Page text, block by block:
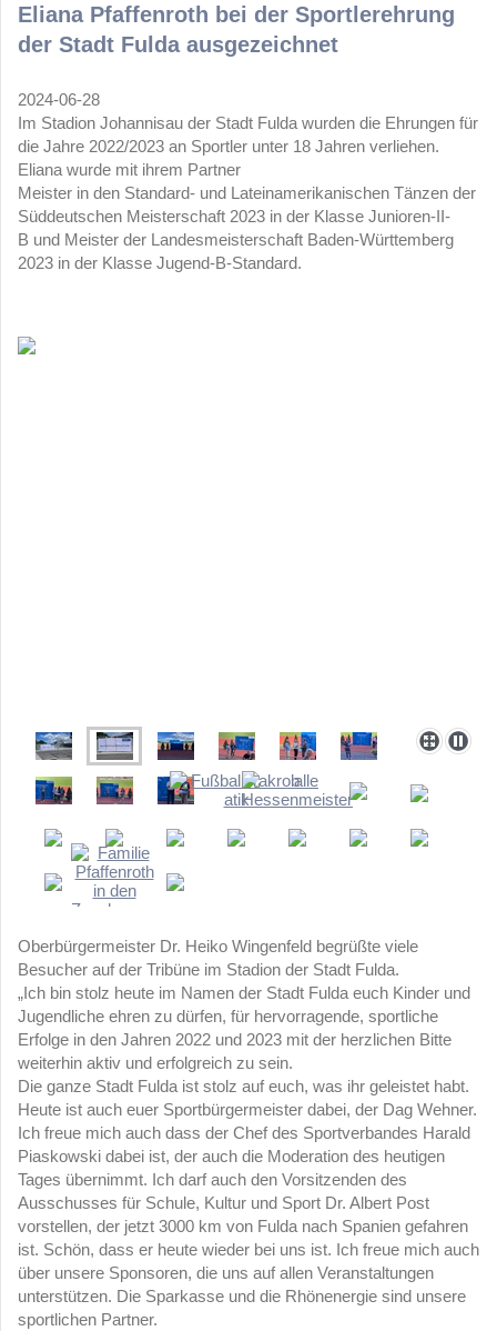
Eliana Pfaffenroth bei der Sportlerehrung
der Stadt Fulda ausgezeichnet
2024-06-28
Im Stadion Johannisau der Stadt Fulda wurden die Ehrungen für
die Jahre 2022/2023 an Sportler unter 18 Jahren verliehen.
Eliana wurde mit ihrem Partner
Meister in den Standard- und Lateinamerikanischen Tänzen der
Süddeutschen Meisterschaft 2023 in der Klasse Junioren-II-
B und Meister der Landesmeisterschaft Baden-Württemberg
2023 in der Klasse Jugend-B-Standard.
Oberbürgermeister Dr. Heiko Wingenfeld begrüßte viele
Besucher auf der Tribüne im Stadion der Stadt Fulda.
„Ich bin stolz heute im Namen der Stadt Fulda euch Kinder und
Jugendliche ehren zu dürfen, für hervorragende, sportliche
Erfolge in den Jahren 2022 und 2023 mit der herzlichen Bitte
weiterhin aktiv und erfolgreich zu sein.
Die ganze Stadt Fulda ist stolz auf euch, was ihr geleistet habt.
Heute ist auch euer Sportbürgermeister dabei, der Dag Wehner.
Ich freue mich auch dass der Chef des Sportverbandes Harald
Piaskowski dabei ist, der auch die Moderation des heutigen
Tages übernimmt. Ich darf auch den Vorsitzenden des
Ausschusses für Schule, Kultur und Sport Dr. Albert Post
vorstellen, der jetzt 3000 km von Fulda nach Spanien gefahren
ist. Schön, dass er heute wieder bei uns ist. Ich freue mich auch
über unsere Sponsoren, die uns auf allen Veranstaltungen
unterstützen. Die Sparkasse und die Rhönenergie sind unsere
sportlichen Partner.